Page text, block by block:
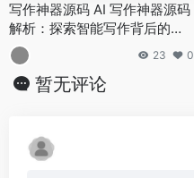
写作神器源码 AI 写作神器源码
解析：探索智能写作背后的技
术
23 0
暂无评论